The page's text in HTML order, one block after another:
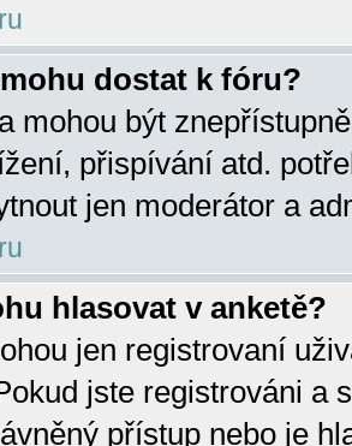
dostat k fóru?
mohou být
přispívání atd.
jen moderátor a
hlasovat v anketě?
jen registrovaní
jste registrováni a
přístup nebo je